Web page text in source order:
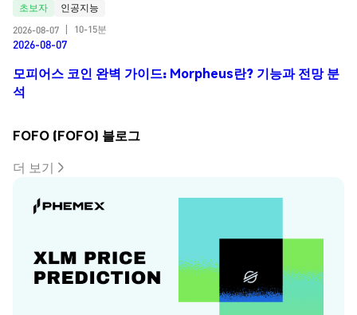
초보자
인공지능
2026-08-07
10-15분
2026-08-07
모피어스 코인 완벽 가이드: Morpheus란? 기능과 전망 분
석
FOFO (FOFO) 블로그
더 보기